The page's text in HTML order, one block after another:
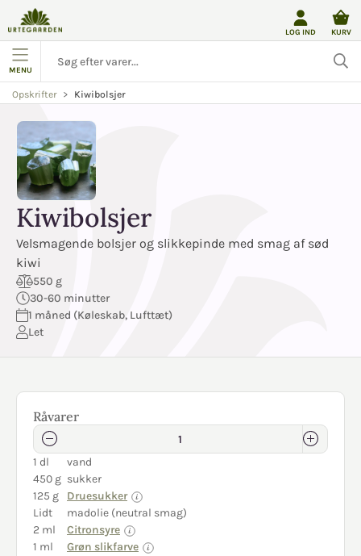
LOG IND KURV
MENU
Opskrifter Kiwibolsjer
Kiwibolsjer
Velsmagende bolsjer og slikkepinde med smag af sød
kiwi
550 g
30-60 minutter
1 måned (Køleskab, Lufttæt)
Let
Råvarer
1 dl
vand
450 g sukker
125 g
Druesukker
Lidt
madolie (neutral smag)
2 ml
Citronsyre
1 ml
Grøn slikfarve